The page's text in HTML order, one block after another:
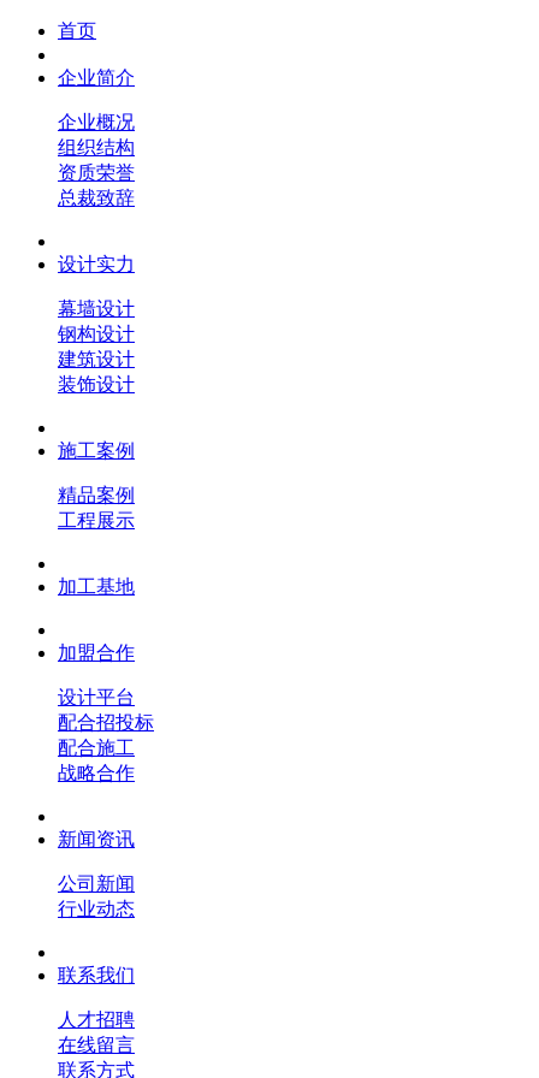
首页
企业简介
企业概况
组织结构
资质荣誉
总裁致辞
设计实力
幕墙设计
钢构设计
建筑设计
装饰设计
施工案例
精品案例
工程展示
加工基地
加盟合作
设计平台
配合招投标
配合施工
战略合作
新闻资讯
公司新闻
行业动态
联系我们
人才招聘
在线留言
联系方式